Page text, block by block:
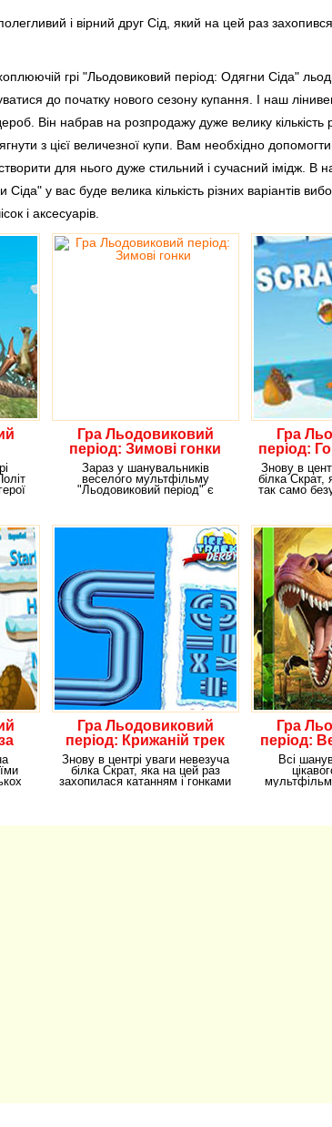
і вірний друг Сід, який на цей раз
грі "Льодовиковий період: Одягни Сіда"
до початку нового сезону купання. І наш
Він набрав на розпродажу дуже велику кількість
з цієї величезної купи. Вам необхідно
для нього дуже стильний і сучасний імідж. В
у вас буде велика кількість різних варіантів
і аксесуарів.
Гра Льодовиковий
період: Зимові гонки
Зараз у шанувальників
веселого мультфільму
"Льодовиковий період" є
Гра
період:
Знову в
білка Скрат,
так само
Гра Льодовиковий
період: Крижаній трек
Знову в центрі уваги невезуча
білка Скрат, яка на цей раз
захопилася катанням і гонками
Гра
період:
Всі